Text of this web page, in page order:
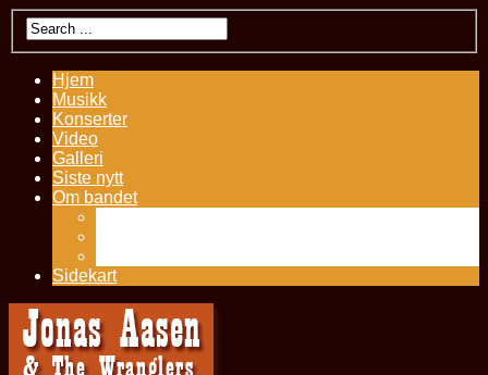
Hjem
Musikk
Konserter
Video
Galleri
Siste nytt
Om bandet
Sidekart